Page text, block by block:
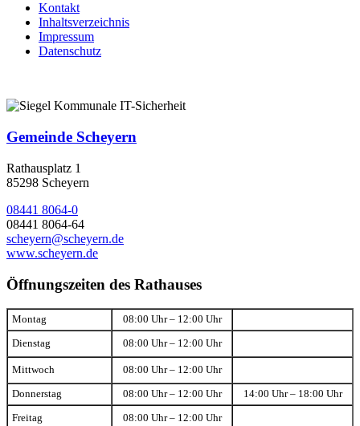
Kontakt
Inhaltsverzeichnis
Impressum
Datenschutz
Gemeinde Scheyern
Rathausplatz 1
85298 Scheyern
08441 8064-0
08441 8064-64
scheyern@scheyern.de
www.scheyern.de
Öffnungszeiten des Rathauses
Montag 08:00 Uhr – 12:00 Uhr
Dienstag 08:00 Uhr – 12:00 Uhr
Mittwoch 08:00 Uhr – 12:00 Uhr
Donnerstag 08:00 Uhr – 12:00 Uhr 14:00 Uhr – 18:00 Uhr
Freitag 08:00 Uhr – 12:00 Uhr